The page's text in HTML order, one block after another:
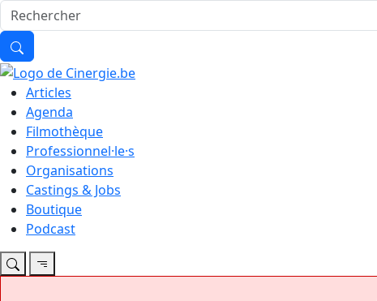
Articles
Agenda
Filmothèque
Professionnel·le·s
Organisations
Castings & Jobs
Boutique
Podcast